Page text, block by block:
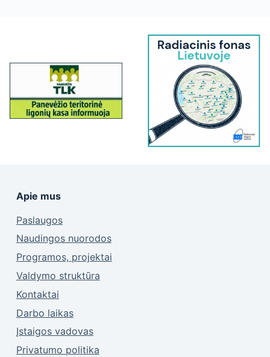
Apie mus
Paslaugos
Naudingos nuorodos
Programos, projektai
Valdymo struktūra
Kontaktai
Darbo laikas
Įstaigos vadovas
Privatumo politika